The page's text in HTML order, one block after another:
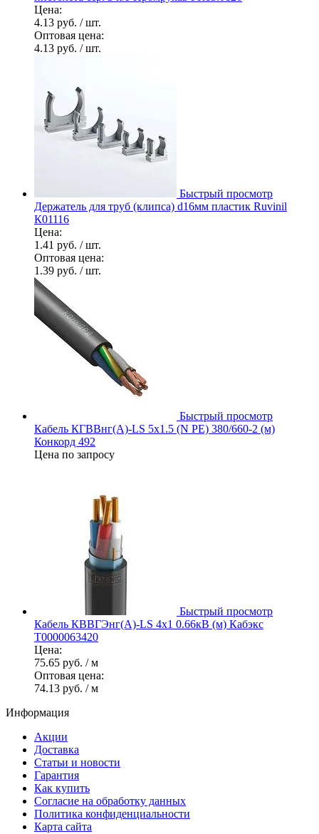
Цена:
4.13 руб. / шт.
Оптовая цена:
4.13 руб. / шт.
Быстрый просмотр
Держатель для труб (клипса) d16мм пластик Ruvinil
К01116
Цена:
1.41 руб. / шт.
Оптовая цена:
1.39 руб. / шт.
Быстрый просмотр
Кабель КГВВнг(А)-LS 5х1.5 (N PE) 380/660-2 (м)
Конкорд 492
Цена по запросу
Быстрый просмотр
Кабель КВВГЭнг(А)-LS 4х1 0.66кВ (м) Кабэкс
Т0000063420
Цена:
75.65 руб. / м
Оптовая цена:
74.13 руб. / м
Информация
Акции
Доставка
Статьи и новости
Гарантия
Как купить
Согласие на обработку данных
Политика конфиденциальности
Карта сайта